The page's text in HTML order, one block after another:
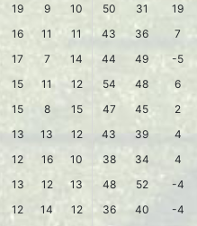
19 9 10 50 31
19
16 11 11 43 36
7
17 7 14 44 49
-5
15 11 12 54 48
6
15 8 15 47 45
2
13 13 12 43 39
4
12 16 10 38 34
4
13 12 13 48 52
-4
12 14 12 36 40 -4